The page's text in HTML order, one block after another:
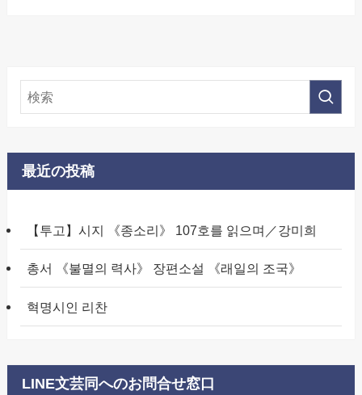
最近の投稿
【투고】시지 《종소리》 107호를 읽으며／강미희
총서 《불멸의 력사》 장편소설 《래일의 조국》
혁명시인 리찬
LINE文芸同へのお問合せ窓口